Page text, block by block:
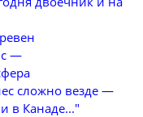
—
сложно везде —
в Канаде..."